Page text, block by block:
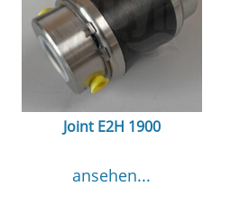
Joint E2H 1900
ansehen...